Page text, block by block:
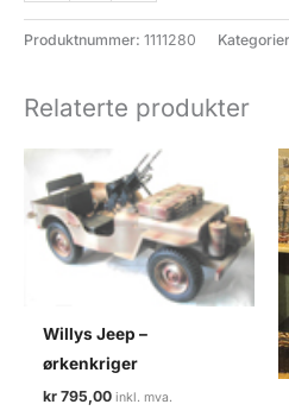
antall
Produktnummer: 1111280
Relaterte produkter
Willys Jeep –
ørkenkriger
kr 795,00